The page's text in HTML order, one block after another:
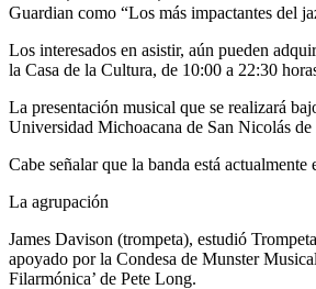
Guardian como “Los más impactantes del
Los interesados en asistir, aún pueden
la Casa de la Cultura, de 10:00 a 22:30
La presentación musical que se realizará
Universidad Michoacana de San Nicolás
Cabe señalar que la banda está
La agrupación
James Davison (trompeta), estudió
apoyado por la Condesa de Munster
Filarmónica’ de Pete Long.